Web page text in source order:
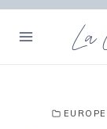
Aller
La
EUROPE